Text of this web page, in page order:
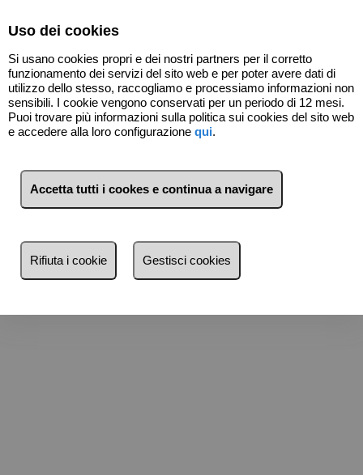
Per vedere le nostre Luxury Homes
clicca qui
Uso dei cookies
Si usano cookies propri e dei nostri partners per il corretto
funzionamento dei servizi del sito web e per poter avere dati di
utilizzo dello stesso, raccogliamo e processiamo informazioni non
sensibili. I cookie vengono conservati per un periodo di 12 mesi.
Puoi trovare più informazioni sulla politica sui cookies del sito web
e accedere alla loro configurazione qui.
Accetta tutti i cookes e continua a navigare
Rifiuta i cookie Gestisci cookies